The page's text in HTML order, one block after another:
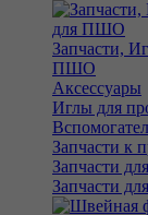
Запчасти,
ПШО
Аксессуары
Иглы для
Запчасти
Запчасти
Запчасти